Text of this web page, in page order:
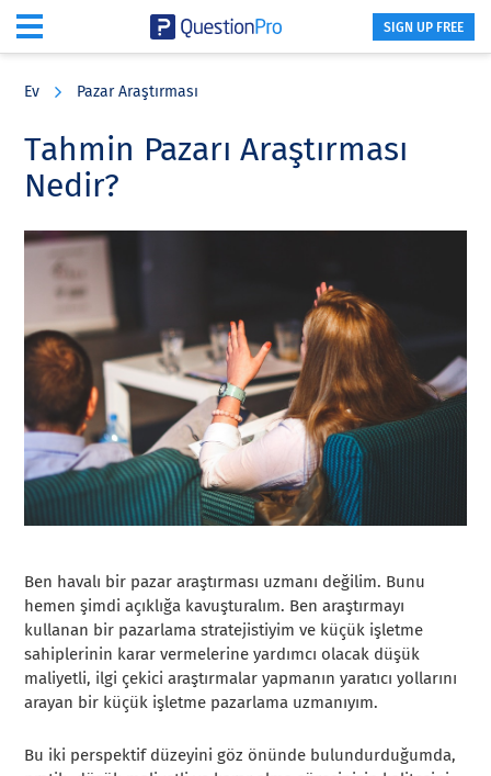
content
sidebar
SIGN UP FREE
Ev Pazar Araştırması
Tahmin Pazarı Araştırması
Nedir?
Ben havalı bir pazar araştırması uzmanı değilim. Bunu
hemen şimdi açıklığa kavuşturalım. Ben araştırmayı
kullanan bir pazarlama stratejistiyim ve küçük işletme
sahiplerinin karar vermelerine yardımcı olacak düşük
maliyetli, ilgi çekici araştırmalar yapmanın yaratıcı yollarını
arayan bir küçük işletme pazarlama uzmanıyım.
Bu iki perspektif düzeyini göz önünde bulundurduğumda,